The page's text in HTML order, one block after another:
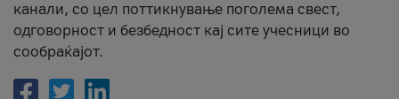
канали, со цел поттикнување поголема свест,
одговорност и безбедност кај сите учесници во
сообраќајот.